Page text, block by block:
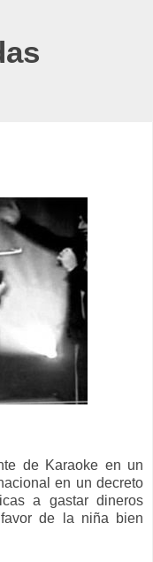
de Karaoke en un
en un decreto
a gastar dineros
de la niña bien